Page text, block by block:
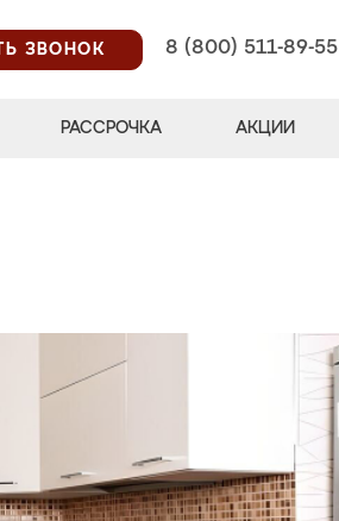
ЗВОНОК
8 (800) 511-89-55
РАССРОЧКА АКЦИИ